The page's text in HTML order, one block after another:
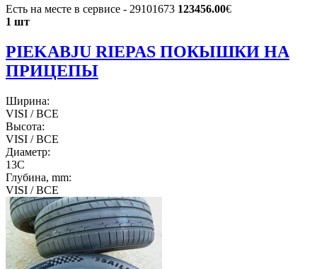
Есть на месте в сервисе - 29101673 123456.00€
1 шт
PIEKABJU RIEPAS ПОКЫШКИ НА
ПРИЦЕПЫ
Ширина:
VISI / ВСЕ
Высота:
VISI / ВСЕ
Диаметр:
13C
Глубина, mm:
VISI / ВСЕ